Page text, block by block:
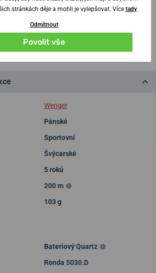
Vytisknout vzory velikostí
tisku nastavte Měřítko: Výchozí)
Wenger
Pánské
Sportovní
Švýcarské
5 roků
200 m
103 g
Bateriový Quartz
Ronda 5030.D
stránkách děje a mohli je vylepšovat. Více tady.
Odmítnout
Povolit vše